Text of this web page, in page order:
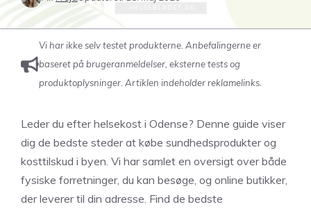
Vi har ikke selv testet produkterne. Anbefalingerne er
baseret på brugeranmeldelser, eksterne tests og
produktoplysninger. Artiklen indeholder reklamelinks.
Leder du efter helsekost i Odense? Denne guide viser
dig de bedste steder at købe sundhedsprodukter og
kosttilskud i byen. Vi har samlet en oversigt over både
fysiske forretninger, du kan besøge, og online butikker,
der leverer til din adresse. Find de bedste